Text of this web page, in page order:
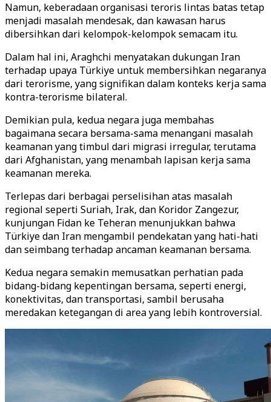
Namun, keberadaan organisasi teroris lintas batas tetap
menjadi masalah mendesak, dan kawasan harus
dibersihkan dari kelompok-kelompok semacam itu.
Dalam hal ini, Araghchi menyatakan dukungan Iran
terhadap upaya Türkiye untuk membersihkan negaranya
dari terorisme, yang signifikan dalam konteks kerja sama
kontra-terorisme bilateral.
Demikian pula, kedua negara juga membahas
bagaimana secara bersama-sama menangani masalah
keamanan yang timbul dari migrasi irregular, terutama
dari Afghanistan, yang menambah lapisan kerja sama
keamanan mereka.
Terlepas dari berbagai perselisihan atas masalah
regional seperti Suriah, Irak, dan Koridor Zangezur,
kunjungan Fidan ke Teheran menunjukkan bahwa
Türkiye dan Iran mengambil pendekatan yang hati-hati
dan seimbang terhadap ancaman keamanan bersama.
Kedua negara semakin memusatkan perhatian pada
bidang-bidang kepentingan bersama, seperti energi,
konektivitas, dan transportasi, sambil berusaha
meredakan ketegangan di area yang lebih kontroversial.